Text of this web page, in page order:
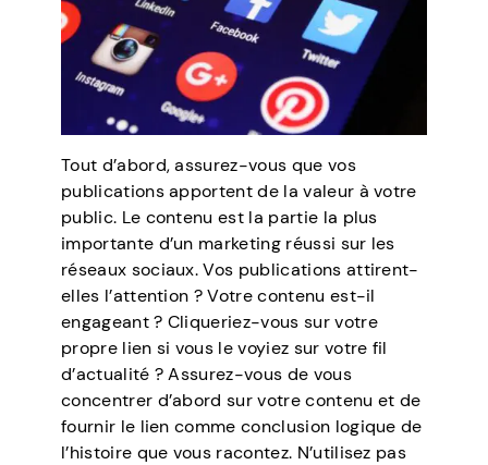
Tout d’abord, assurez-vous que vos
publications apportent de la valeur à votre
public. Le contenu est la partie la plus
importante d’un marketing réussi sur les
réseaux sociaux. Vos publications attirent-
elles l’attention ? Votre contenu est-il
engageant ? Cliqueriez-vous sur votre
propre lien si vous le voyiez sur votre fil
d’actualité ? Assurez-vous de vous
concentrer d’abord sur votre contenu et de
fournir le lien comme conclusion logique de
l’histoire que vous racontez. N’utilisez pas